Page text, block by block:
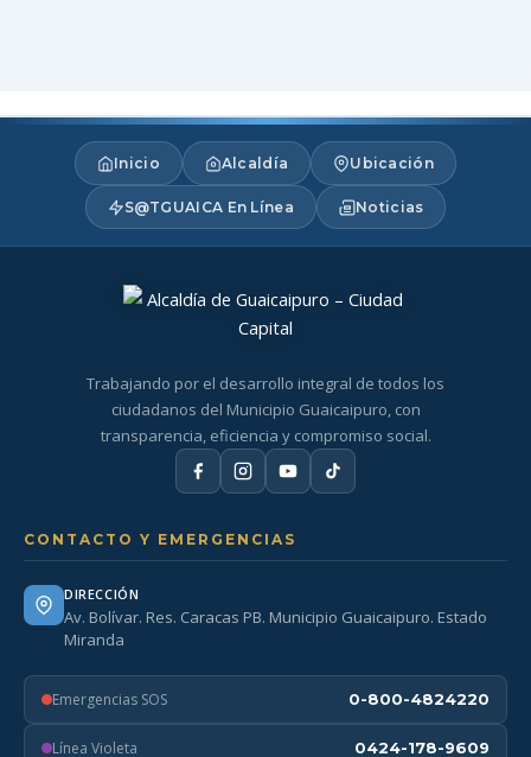
Inicio Alcaldía Ubicación
S@TGUAICA En Línea Noticias
Trabajando por el desarrollo integral de todos los
ciudadanos del Municipio Guaicaipuro, con
transparencia, eficiencia y compromiso social.
CONTACTO Y EMERGENCIAS
DIRECCIÓN
Av. Bolívar. Res. Caracas PB. Municipio Guaicaipuro. Estado
Miranda
Emergencias SOS 0-800-4824220
Línea Violeta 0424-178-9609